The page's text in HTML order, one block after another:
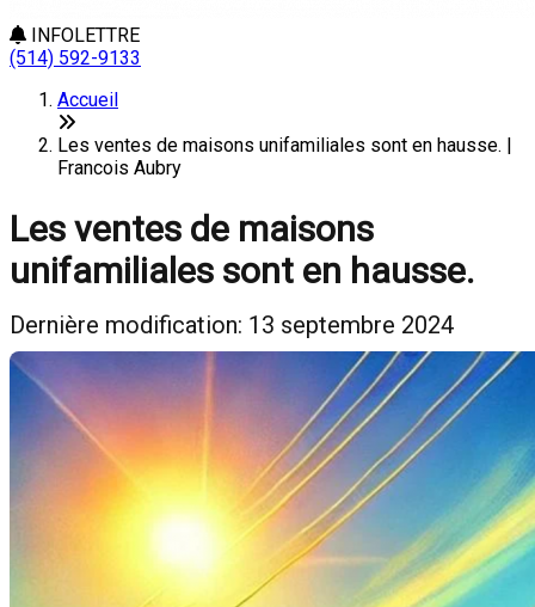
INFOLETTRE
(514) 592-9133
Accueil
Les ventes de maisons unifamiliales sont en hausse. |
Francois Aubry
Les ventes de maisons
unifamiliales sont en hausse.
Dernière modification: 13 septembre 2024